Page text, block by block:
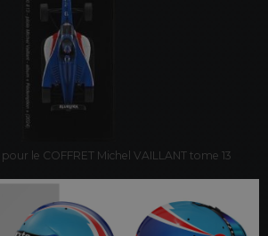
le COFFRET Michel VAILLANT tome 13